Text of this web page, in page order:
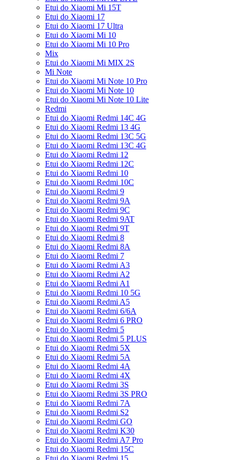
Etui do Xiaomi Mi 15T
Etui do Xiaomi 17
Etui do Xiaomi 17 Ultra
Etui do Xiaomi Mi 10
Etui do Xiaomi Mi 10 Pro
Mix
Etui do Xiaomi Mi MIX 2S
Mi Note
Etui do Xiaomi Mi Note 10 Pro
Etui do Xiaomi Mi Note 10
Etui do Xiaomi Mi Note 10 Lite
Redmi
Etui do Xiaomi Redmi 14C 4G
Etui do Xiaomi Redmi 13 4G
Etui do Xiaomi Redmi 13C 5G
Etui do Xiaomi Redmi 13C 4G
Etui do Xiaomi Redmi 12
Etui do Xiaomi Redmi 12C
Etui do Xiaomi Redmi 10
Etui do Xiaomi Redmi 10C
Etui do Xiaomi Redmi 9
Etui do Xiaomi Redmi 9A
Etui do Xiaomi Redmi 9C
Etui do Xiaomi Redmi 9AT
Etui do Xiaomi Redmi 9T
Etui do Xiaomi Redmi 8
Etui do Xiaomi Redmi 8A
Etui do Xiaomi Redmi 7
Etui do Xiaomi Redmi A3
Etui do Xiaomi Redmi A2
Etui do Xiaomi Redmi A1
Etui do Xiaomi Redmi 10 5G
Etui do Xiaomi Redmi A5
Etui do Xiaomi Redmi 6/6A
Etui do Xiaomi Redmi 6 PRO
Etui do Xiaomi Redmi 5
Etui do Xiaomi Redmi 5 PLUS
Etui do Xiaomi Redmi 5X
Etui do Xiaomi Redmi 5A
Etui do Xiaomi Redmi 4A
Etui do Xiaomi Redmi 4X
Etui do Xiaomi Redmi 3S
Etui do Xiaomi Redmi 3S PRO
Etui do Xiaomi Redmi 7A
Etui do Xiaomi Redmi S2
Etui do Xiaomi Redmi GO
Etui do Xiaomi Redmi K30
Etui do Xiaomi Redmi A7 Pro
Etui do Xiaomi Redmi 15C
Etui do Xiaomi Redmi 15